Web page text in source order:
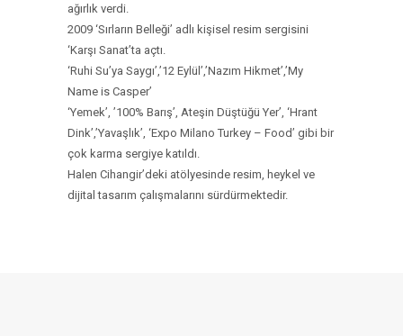
ağırlık verdi.
2009 ‘Sırların Belleği’ adlı kişisel resim sergisini
‘Karşı Sanat’ta açtı.
‘Ruhi Su’ya Saygı’,’12 Eylül’,’Nazım Hikmet’,’My
Name is Casper’
‘Yemek’, ’100% Barış’, Ateşin Düştüğü Yer’, ‘Hrant
Dink’,’Yavaşlık’, ‘Expo Milano Turkey – Food’ gibi bir
çok karma sergiye katıldı.
Halen Cihangir’deki atölyesinde resim, heykel ve
dijital tasarım çalışmalarını sürdürmektedir.